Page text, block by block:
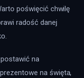
poświęcić chwilę
radość danej
na
na święta,